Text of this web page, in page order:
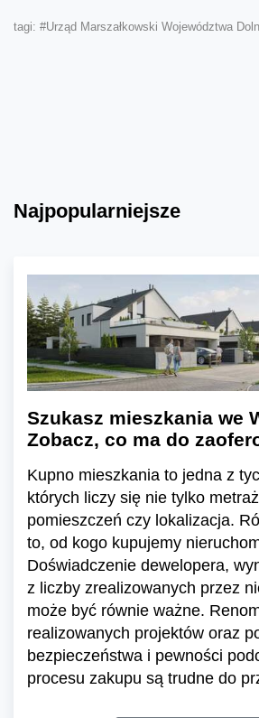
tagi: #Urząd Marszałkowski Województwa
Najpopularniejsze
Szukasz mieszkania we
Zobacz, co ma do
Kupno mieszkania to jedna z
których liczy się nie tylko
pomieszczeń czy lokalizacja.
to, od kogo kupujemy
Doświadczenie dewelopera,
z liczby zrealizowanych przez
może być równie ważne.
realizowanych projektów oraz
bezpieczeństwa i pewności
procesu zakupu są trudne do